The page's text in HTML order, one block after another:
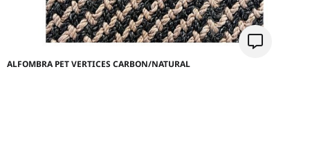
ALFOMBRA PET VERTICES CARBON/NATURAL